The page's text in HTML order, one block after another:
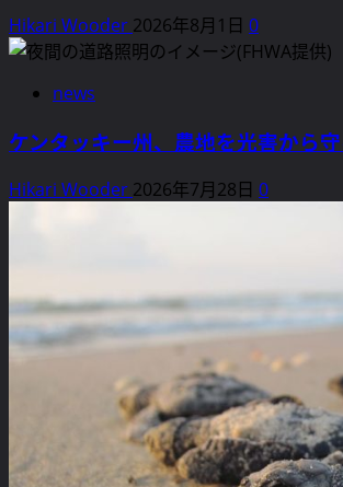
Hikari Wooder 2026年8月1日 0
news
ケンタッキー州、農地を光害から
Hikari Wooder 2026年7月28日 0